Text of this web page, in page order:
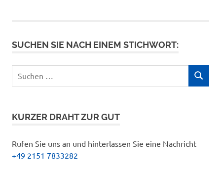
SUCHEN SIE NACH EINEM STICHWORT:
nach:
SUCHEN
KURZER DRAHT ZUR GUT
Rufen Sie uns an und hinterlassen Sie eine Nachricht
+49 2151 7833282